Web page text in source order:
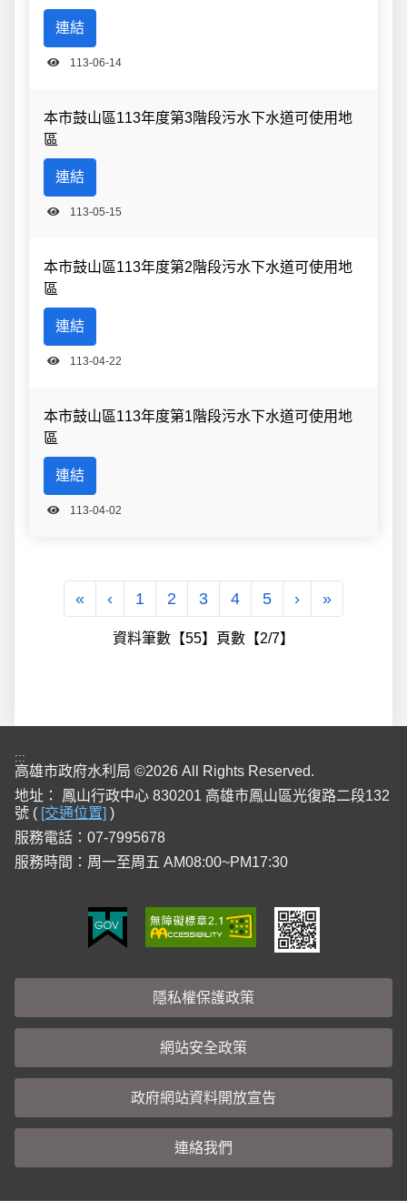
連結
113-06-14
本市鼓山區113年度第3階段污水下水道可使用地
區
連結
113-05-15
本市鼓山區113年度第2階段污水下水道可使用地
區
連結
113-04-22
本市鼓山區113年度第1階段污水下水道可使用地
區
連結
113-04-02
«第一頁
‹ 上一頁
1 2 3 4 5 ›下一頁
»最後一頁
資料筆數【55】頁數【2/7】
:::
高雄市政府水利局 ©2026 All Rights Reserved.
地址：
鳳山行政中心 830201 高雄市鳳山區光復路二段132
號 ( [交通位置] )
服務電話：07-7995678
服務時間：周一至周五 AM08:00~PM17:30
隱私權保護政策
網站安全政策
政府網站資料開放宣告
連絡我們